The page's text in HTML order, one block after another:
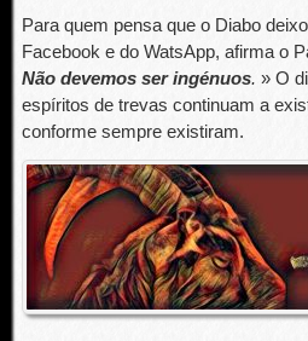
Para quem pensa que o Diabo
Facebook e do WatsApp, afirma o
Não devemos ser ingénuos. » O
espíritos de trevas continuam a
conforme sempre existiram.